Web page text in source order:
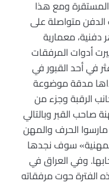
ومع هذا
الدفن متواصلة على
معمارية
أدوات المرفقات
في أحد القبور في
مدقة موضوعة
الرقبة وجزء من
القبر وبالتالي
الحرف والمهن
سوف نجدها
وفي العراق في
الفترة حوت مرفقاته